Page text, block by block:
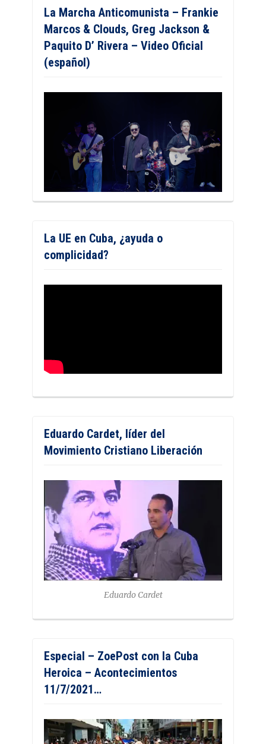
La Marcha Anticomunista – Frankie
Marcos & Clouds, Greg Jackson &
Paquito D’ Rivera – Video Oficial
(español)
La UE en Cuba, ¿ayuda o
complicidad?
Eduardo Cardet, líder del
Movimiento Cristiano Liberación
Eduardo Cardet
Especial – ZoePost con la Cuba
Heroica – Acontecimientos
11/7/2021…